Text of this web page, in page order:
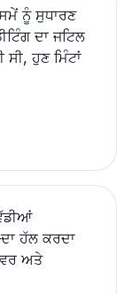
ਨੂੰ ਸੁਧਾਰਣ
ਦਾ ਜਟਿਲ
ਸੀ, ਹੁਣ ਮਿੰਟਾਂ
ਹੱਲ ਕਰਦਾ
ਅਤੇ